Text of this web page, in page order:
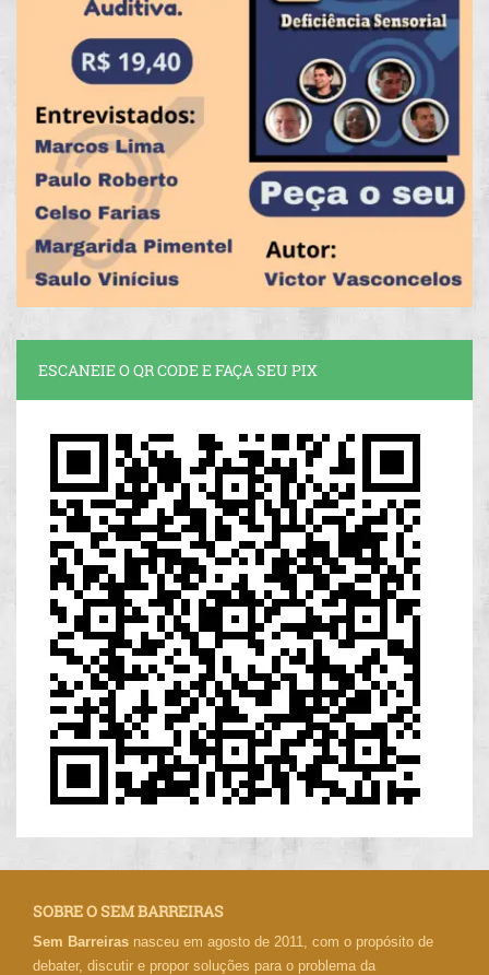
ESCANEIE O QR CODE E FAÇA SEU PIX
SOBRE O SEM BARREIRAS
Sem Barreiras nasceu em agosto de 2011, com o propósito de
debater, discutir e propor soluções para o problema da